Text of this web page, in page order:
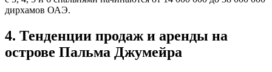
дирхамов ОАЭ.
4. Тенденции продаж и аренды на
острове Пальма Джумейра